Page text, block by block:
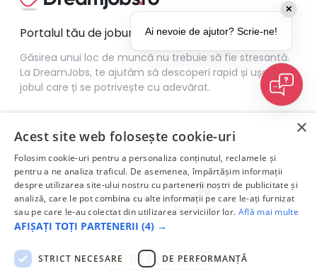
Portalul tău de joburi
Găsirea unui loc de muncă nu trebuie să fie stresantă.
La DreamJobs, te ajutăm să descoperi rapid și ușor
jobul care ți se potrivește cu adevărat.
✕
Ai nevoie de ajutor? Scrie-ne!
×
Acest site web folosește cookie-uri
Folosim cookie-uri pentru a personaliza conținutul, reclamele și
pentru a ne analiza traficul. De asemenea, împărtășim informații
despre utilizarea site-ului nostru cu partenerii noștri de publicitate și
analiză, care le pot combina cu alte informații pe care le-ați furnizat
sau pe care le-au colectat din utilizarea serviciilor lor. Află mai multe
AFIȘAȚI TOȚI PARTENERII (4) →
STRICT NECESARE DE PERFORMANȚĂ